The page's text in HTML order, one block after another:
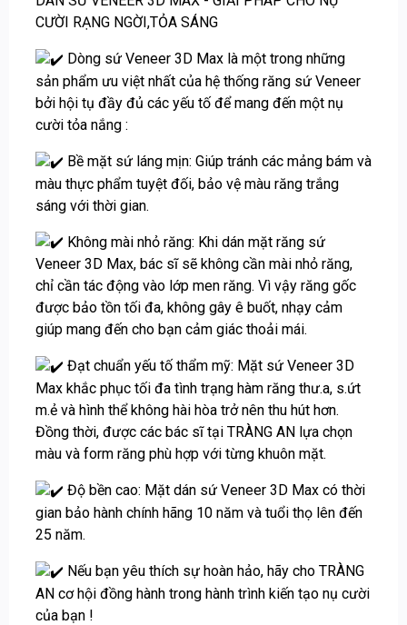
CƯỜI RẠNG NGỜI,TỎA SÁNG
Dòng sứ Veneer 3D Max là một trong những
sản phẩm ưu việt nhất của hệ thống răng sứ Veneer
bởi hội tụ đầy đủ các yếu tố để mang đến một nụ
cười tỏa nắng :
Bề mặt sứ láng mịn: Giúp tránh các mảng bám và
màu thực phẩm tuyệt đối, bảo vệ màu răng trắng
sáng với thời gian.
Không mài nhỏ răng: Khi dán mặt răng sứ
Veneer 3D Max, bác sĩ sẽ không cần mài nhỏ răng,
chỉ cần tác động vào lớp men răng. Vì vậy răng gốc
được bảo tồn tối đa, không gây ê buốt, nhạy cảm
giúp mang đến cho bạn cảm giác thoải mái.
Đạt chuẩn yếu tố thẩm mỹ: Mặt sứ Veneer 3D
Max khắc phục tối đa tình trạng hàm răng thư.a, s.ứt
m.ẻ và hình thể không hài hòa trở nên thu hút hơn.
Đồng thời, được các bác sĩ tại TRÀNG AN lựa chọn
màu và form răng phù hợp với từng khuôn mặt.
Độ bền cao: Mặt dán sứ Veneer 3D Max có thời
gian bảo hành chính hãng 10 năm và tuổi thọ lên đến
25 năm.
Nếu bạn yêu thích sự hoàn hảo, hãy cho TRÀNG
AN cơ hội đồng hành trong hành trình kiến tạo nụ cười
của bạn !